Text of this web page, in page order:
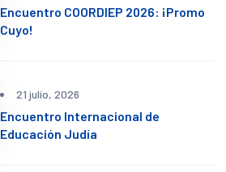
Encuentro COORDIEP 2026: ¡Promo
Cuyo!
21 julio, 2026
Encuentro Internacional de
Educación Judía